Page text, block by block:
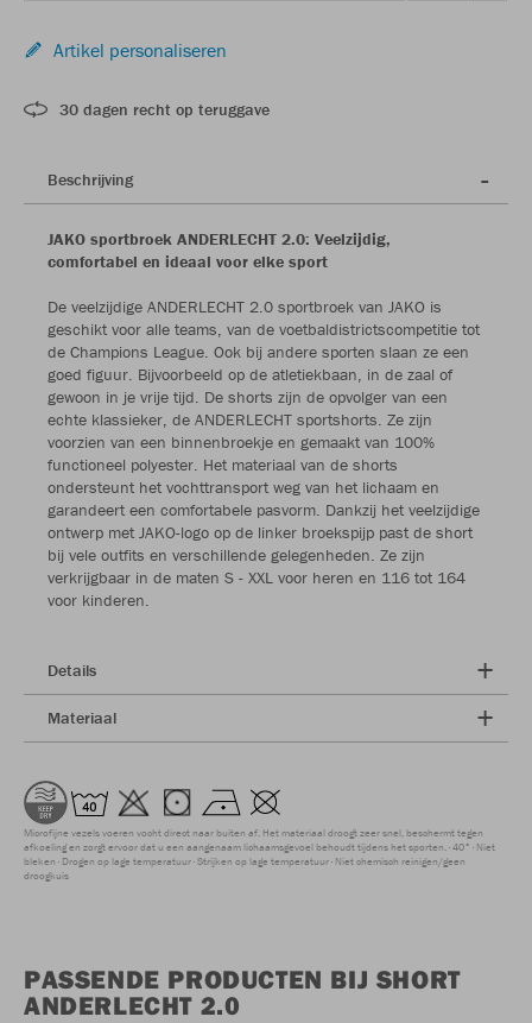
Artikel personaliseren
30 dagen recht op teruggave
Beschrijving
JAKO sportbroek ANDERLECHT 2.0: Veelzijdig,
comfortabel en ideaal voor elke sport
De veelzijdige ANDERLECHT 2.0 sportbroek van JAKO is
geschikt voor alle teams, van de voetbaldistrictscompetitie tot
de Champions League. Ook bij andere sporten slaan ze een
goed figuur. Bijvoorbeeld op de atletiekbaan, in de zaal of
gewoon in je vrije tijd. De shorts zijn de opvolger van een
echte klassieker, de ANDERLECHT sportshorts. Ze zijn
voorzien van een binnenbroekje en gemaakt van 100%
functioneel polyester. Het materiaal van de shorts
ondersteunt het vochttransport weg van het lichaam en
garandeert een comfortabele pasvorm. Dankzij het veelzijdige
ontwerp met JAKO-logo op de linker broekspijp past de short
bij vele outfits en verschillende gelegenheden. Ze zijn
verkrijgbaar in de maten S - XXL voor heren en 116 tot 164
voor kinderen.
Details
Materiaal
Microfijne vezels voeren vocht direct naar buiten af. Het materiaal droogt zeer snel, beschermt tegen
afkoeling en zorgt ervoor dat u een aangenaam lichaamsgevoel behoudt tijdens het sporten. 40° Niet
bleken Drogen op lage temperatuur Strijken op lage temperatuur Niet chemisch reinigen/geen
droogkuis
PASSENDE PRODUCTEN BIJ SHORT
ANDERLECHT 2.0